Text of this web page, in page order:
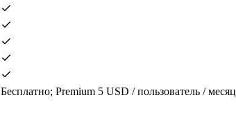
Бесплатно; Premium 5 USD / пользователь / месяц